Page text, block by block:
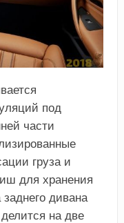
под
части
груза и
для хранения
дивана
на две